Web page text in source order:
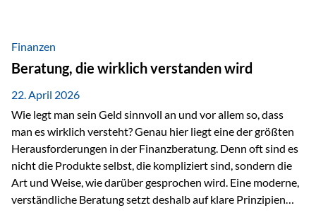
verfügbaren Kennzahlen (Stand Ende 2024, veröffentlicht
2025/2026)…
Finanzen
Beratung, die wirklich verstanden wird
22. April 2026
Wie legt man sein Geld sinnvoll an und vor allem so, dass
man es wirklich versteht? Genau hier liegt eine der größten
Herausforderungen in der Finanzberatung. Denn oft sind es
nicht die Produkte selbst, die kompliziert sind, sondern die
Art und Weise, wie darüber gesprochen wird. Eine moderne,
verständliche Beratung setzt deshalb auf klare Prinzipien